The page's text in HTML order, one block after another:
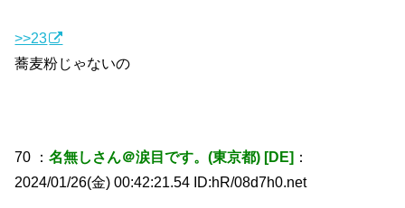
>>23
蕎麦粉じゃないの
70 ：名無しさん＠涙目です。(東京都) [DE] ：
2024/01/26(金) 00:42:21.54 ID:hR/08d7h0.net